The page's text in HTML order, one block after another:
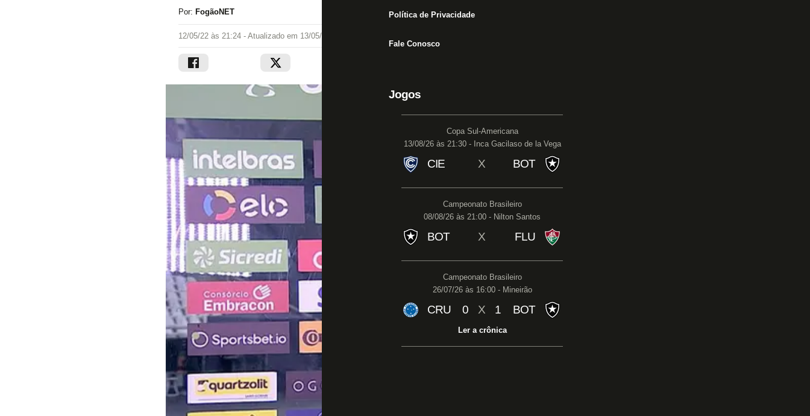
Política de Privacidade
Fale Conosco
Jogos
Copa Sul-Americana
13/08/26 às 21:30 - Inca Gacilaso de la Vega
CIE X BOT
Campeonato Brasileiro
08/08/26 às 21:00 - Nilton Santos
BOT X FLU
Campeonato Brasileiro
26/07/26 às 16:00 - Mineirão
CRU 0 X 1 BOT
Ler a crônica
Por: FogãoNET
12/05/22 às 21:24 - Atualizado em 13/05/22 às 01:11